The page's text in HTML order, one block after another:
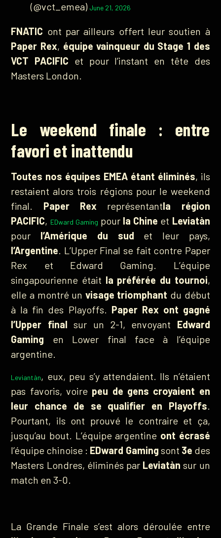
(@vct_emea) June 21, 2026
FNATIC ont par ailleurs offert leur soutien à
Paper Rex, équipe vainqueur du Stage 1 des
VCT PACIFIC et pour l’instant en tête des
Masters London.
Le weekend finale : entre
favori et inattendu
Toutes nos équipes EMEA étant éliminés, ils
restaient alors trois régions pour le weekend
final. Paper Rex représentantla région
PACIFIC, EDward Gaming pour la Chine et Leviatàn
pour l’Amérique du sud et leur pays,
l’Argentine. L’Upper Final se fait contre Paper
Rex et Edward Gaming. L’équipe
singapourienne était la préférée du tournoi,
elle a montré un visage triomphant du début
à la fin des Playoffs. Paper Rex ont gagné
l’Upper final sur un 2-1, envoyant Edward
Gaming en Lower final face à l’équipe
argentine.
Leviantàn, eux, peu s’y attendaient. Ils n’étaient
pas favoris, voire peu de gens croyaient en
leur chance de se qualifier en Playoffs.
Pourtant, ils ont prouvé le contraire et ça,
jusqu’au bout. L’équipe argentine ont écrasé
l’équipe chinoise : EDward Gaming sont 3e des
Masters Londres, éliminés par Leviatàn sur un
match en 3-0.
La Grande Finale s’est alors déroulée entre